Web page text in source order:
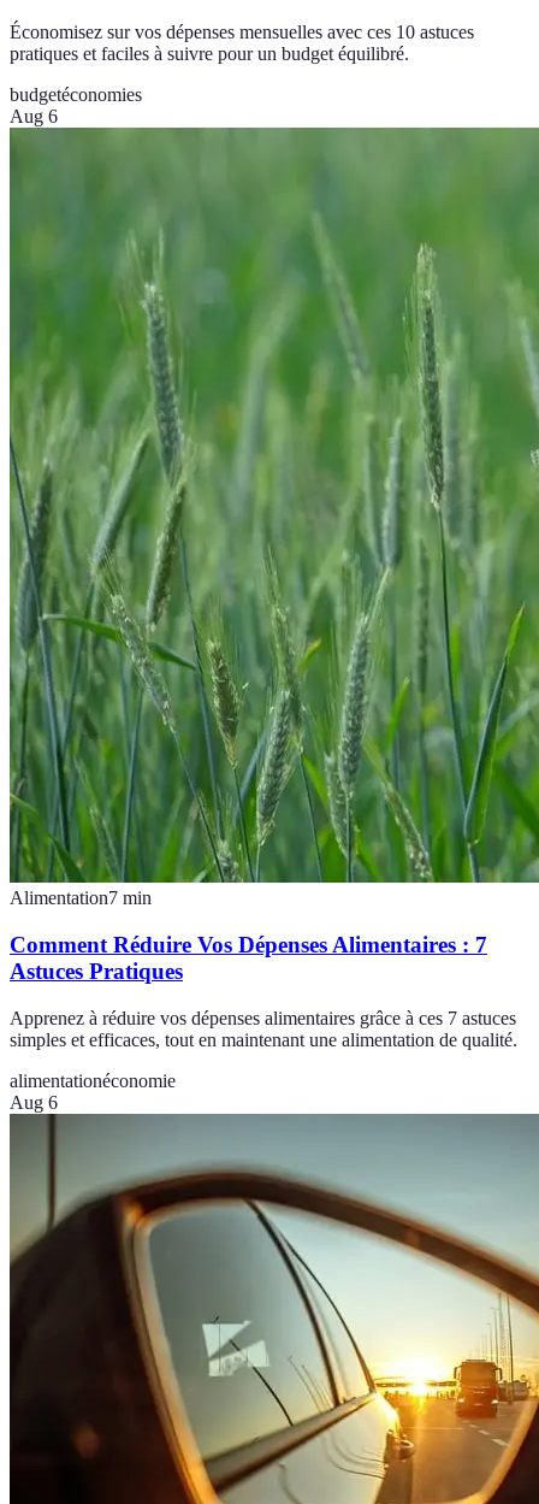
Économisez sur vos dépenses mensuelles avec ces 10 astuces
pratiques et faciles à suivre pour un budget équilibré.
budgetéconomies
Aug 6
Alimentation7 min
Comment Réduire Vos Dépenses Alimentaires : 7
Astuces Pratiques
Apprenez à réduire vos dépenses alimentaires grâce à ces 7 astuces
simples et efficaces, tout en maintenant une alimentation de qualité.
alimentationéconomie
Aug 6